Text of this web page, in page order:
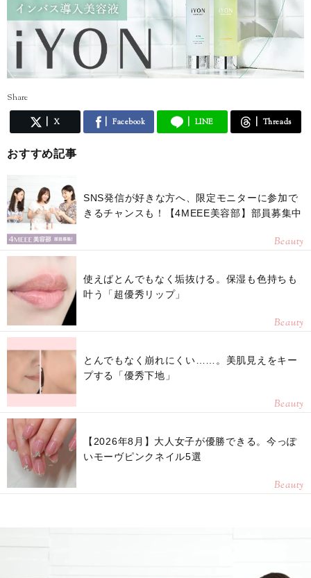
Share
X Facebook LINE Threads
おすすめ記事
SNS発信が好きな方へ、限定モニターに参加で
きるチャンスも！【4MEEE美容部】部員募集中
Beauty
使えばとんでもなく垢抜ける。保湿も色持ちも
叶う「超優秀リップ」
Beauty
とんでもなく崩れにくい……。美肌見えをキー
プする「優秀下地」
Beauty
【2026年8月】大人女子が優勝できる。今っぽ
いモーヴピンクネイル5選
Beauty